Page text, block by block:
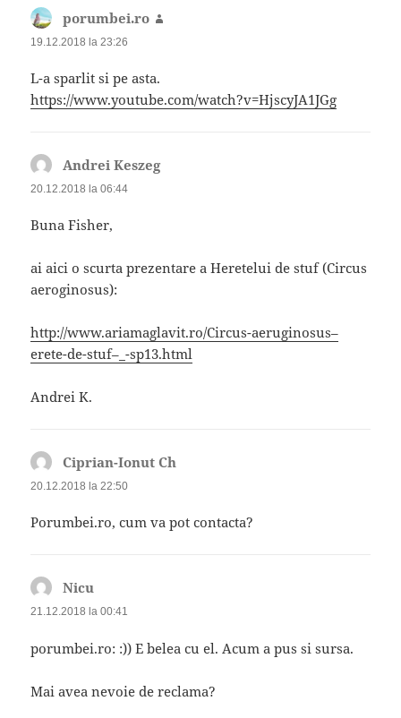
porumbei.ro
19.12.2018 la 23:26
L-a sparlit si pe asta.
https://www.youtube.com/watch?v=HjscyJA1JGg
Andrei Keszegspune:
20.12.2018 la 06:44
Buna Fisher,
ai aici o scurta prezentare a Heretelui de stuf (Circus
aeroginosus):
http://www.ariamaglavit.ro/Circus-aeruginosus–
erete-de-stuf–_-sp13.html
Andrei K.
Ciprian-Ionut Ch
20.12.2018 la 22:50
Porumbei.ro, cum va pot contacta?
Nicu
21.12.2018 la 00:41
porumbei.ro: :)) E belea cu el. Acum a pus si sursa.
Mai avea nevoie de reclama?